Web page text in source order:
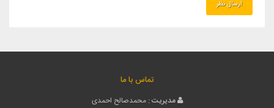
تماس با ما
مدیریت : محمدصالح احمدی